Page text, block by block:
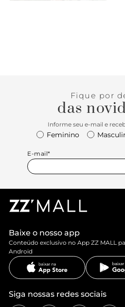
Fique por
das
Informe seu e-mail e
Feminino
E-mail*
Baixe o nosso app
Conteúdo exclusivo no App ZZ MALL
Android
Siga nossas redes sociais